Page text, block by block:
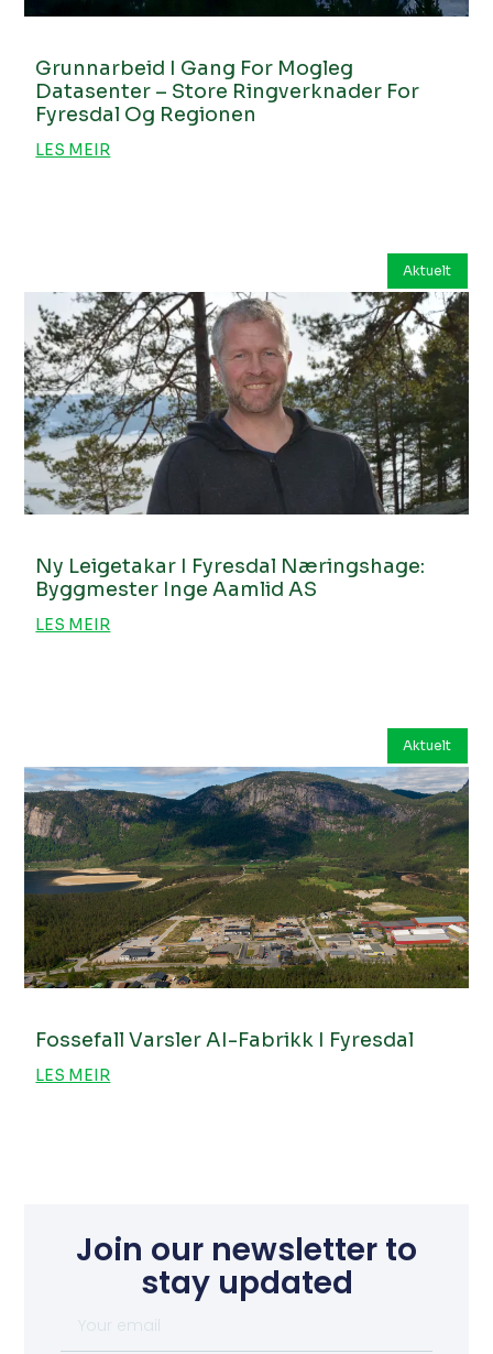
Grunnarbeid I Gang For Mogleg
Datasenter – Store Ringverknader For
Fyresdal Og Regionen
LES MEIR
Aktuelt
Ny Leigetakar I Fyresdal Næringshage:
Byggmester Inge Aamlid AS
LES MEIR
Aktuelt
Fossefall Varsler AI-Fabrikk I Fyresdal
LES MEIR
Join our newsletter to
stay updated